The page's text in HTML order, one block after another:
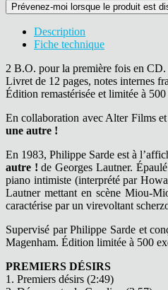
Prévenez-moi lorsque le produit est
Description
Fiche technique
2 B.O. pour la première fois en CD.
Livret de 12 pages, notes internes
Édition remastérisée et limitée à
En collaboration avec Alter Films
une autre !
En 1983, Philippe Sarde est à
autre ! de Georges Lautner.
piano intimiste (interprété par
Lautner mettant en scène Miou-
caractérise par un virevoltant
Supervisé par Philippe Sarde et
Magenham. Édition limitée à 500
PREMIERS DÉSIRS
1. Premiers désirs (2:49)